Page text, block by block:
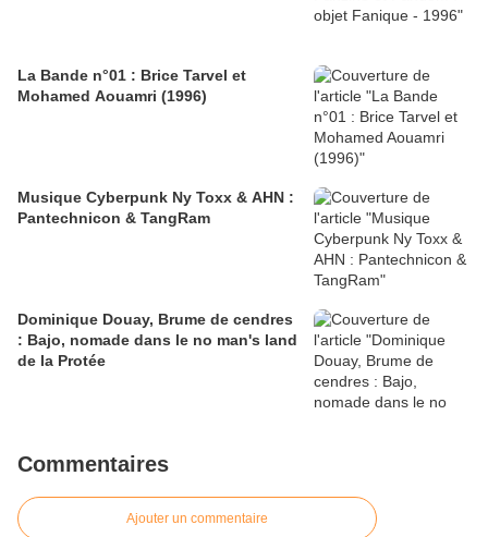
La Bande n°01 : Brice Tarvel et
Mohamed Aouamri (1996)
Musique Cyberpunk Ny Toxx & AHN :
Pantechnicon & TangRam
Dominique Douay, Brume de cendres
: Bajo, nomade dans le no man's land
de la Protée
Commentaires
Ajouter un commentaire